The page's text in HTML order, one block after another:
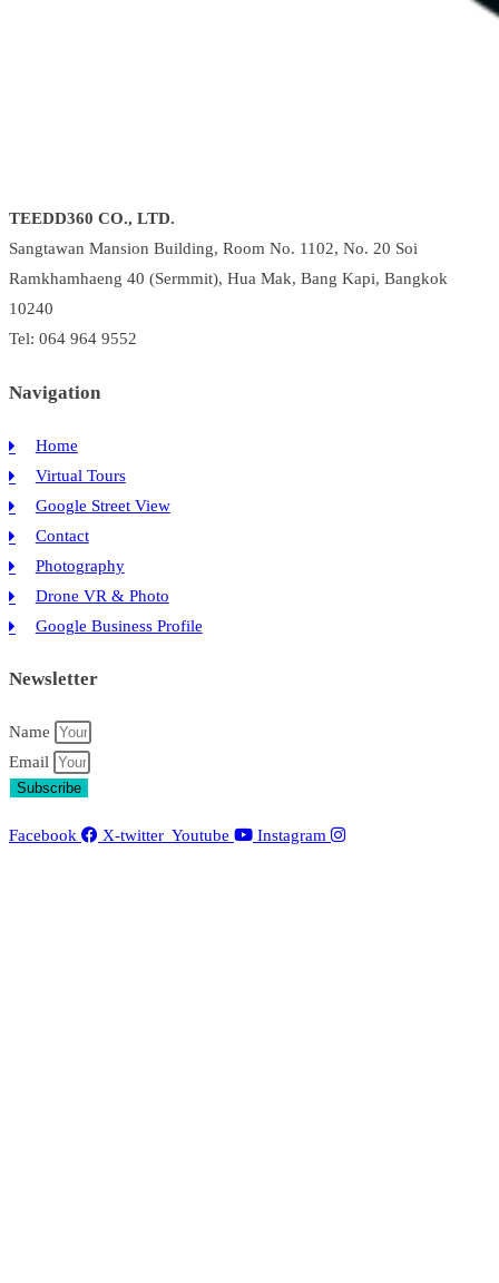
TEEDD360 CO., LTD.
Sangtawan Mansion Building, Room No. 1102, No. 20 Soi
Ramkhamhaeng 40 (Sermmit), Hua Mak, Bang Kapi, Bangkok
10240
Tel: 064 964 9552
Navigation
Home
Virtual Tours
Google Street View
Contact
Photography
Drone VR & Photo
Google Business Profile
Newsletter
Name
Email
Subscribe
Facebook X-twitter Youtube Instagram